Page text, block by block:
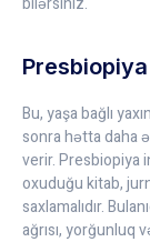
Bu, yaşa bağlı
sonra hətta daha
verir. Presbiopiya
oxuduğu kitab,
saxlamalıdır.
ağrısı, yorğunluq